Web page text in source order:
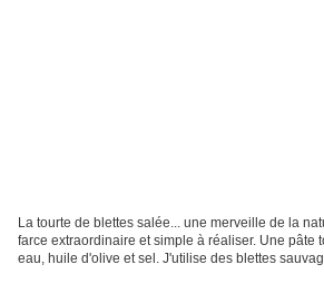
La tourte de blettes salée... une merveille de la
farce extraordinaire et simple à réaliser. Une pâte
eau, huile d'olive et sel. J'utilise des blettes